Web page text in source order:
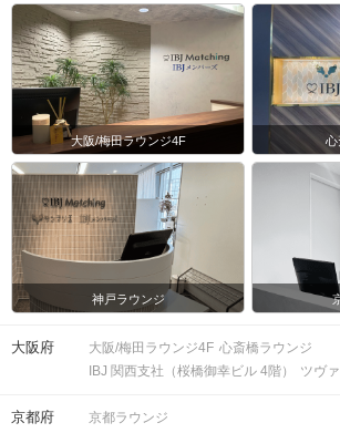
大阪/梅田ラウンジ4F 心
神戸ラウンジ
大阪府 大阪/梅田ラウンジ4F 心斎橋ラウンジ
IBJ 関西支社（桜橋御幸ビル 4階）
ツヴ
京都府 京都ラウンジ